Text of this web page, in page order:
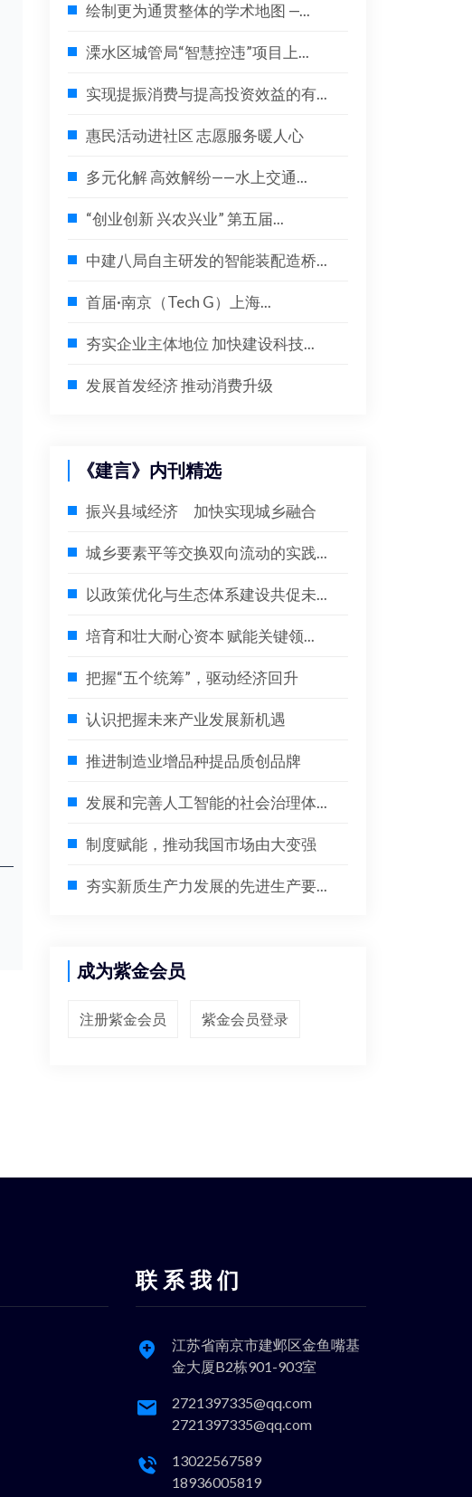
绘制更为通贯整体的学术地图 —...
溧水区城管局“智慧控违”项目上...
实现提振消费与提高投资效益的有...
惠民活动进社区 志愿服务暖人心
多元化解 高效解纷——水上交通...
“创业创新 兴农兴业” 第五届...
中建八局自主研发的智能装配造桥...
首届·南京（Tech G）上海...
夯实企业主体地位 加快建设科技...
发展首发经济 推动消费升级
《建言》内刊精选
振兴县域经济 加快实现城乡融合
城乡要素平等交换双向流动的实践...
以政策优化与生态体系建设共促未...
培育和壮大耐心资本 赋能关键领...
把握“五个统筹”，驱动经济回升
认识把握未来产业发展新机遇
推进制造业增品种提品质创品牌
发展和完善人工智能的社会治理体...
制度赋能，推动我国市场由大变强
夯实新质生产力发展的先进生产要...
成为紫金会员
注册紫金会员 紫金会员登录
联 系 我 们
江苏省南京市建邺区金鱼嘴基
金大厦B2栋901-903室
2721397335@qq.com
2721397335@qq.com
13022567589
18936005819